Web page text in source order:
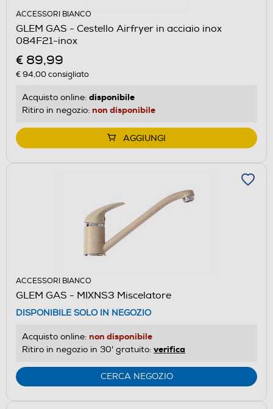
ACCESSORI BIANCO
GLEM GAS - Cestello Airfryer in acciaio inox
084F21-inox
€ 89,99
€ 94,00consigliato
Acquisto online: disponibile
Ritiro in negozio: non disponibile
AGGIUNGI
ACCESSORI BIANCO
GLEM GAS - MIXNS3 Miscelatore
DISPONIBILE SOLO IN NEGOZIO
Acquisto online: non disponibile
Ritiro in negozio in 30' gratuito: verifica
CERCA NEGOZIO